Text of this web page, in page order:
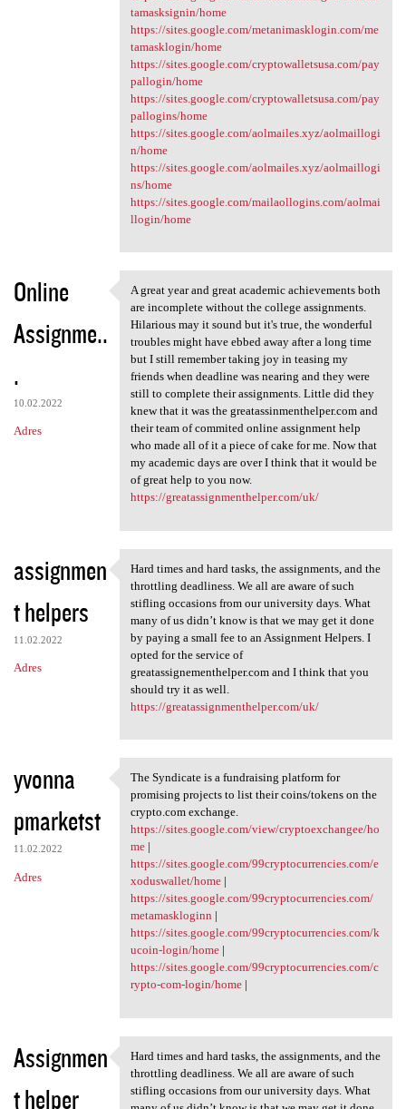
tamasksignin/home
https://sites.google.com/metanimasklogin.com/me
tamasklogin/home
https://sites.google.com/cryptowalletsusa.com/pay
pallogin/home
https://sites.google.com/cryptowalletsusa.com/pay
pallogins/home
https://sites.google.com/aolmailes.xyz/aolmaillogi
n/home
https://sites.google.com/aolmailes.xyz/aolmaillogi
ns/home
https://sites.google.com/mailaollogins.com/aolmai
llogin/home
Online
Assignme..
.
10.02.2022
Adres
A great year and great
A great year and great academic achievements both
are incomplete without the college assignments.
Hilarious may it sound but it's true, the wonderful
troubles might have ebbed away after a long time
but I still remember taking joy in teasing my
friends when deadline was nearing and they were
still to complete their assignments. Little did they
knew that it was the greatassinmenthelper.com and
their team of commited online assignment help
who made all of it a piece of cake for me. Now that
my academic days are over I think that it would be
of great help to you now.
https://greatassignmenthelper.com/uk/
assignmen
t helpers
11.02.2022
Adres
Hard times and hard tasks,
Hard times and hard tasks, the assignments, and the
throttling deadliness. We all are aware of such
stifling occasions from our university days. What
many of us didn’t know is that we may get it done
by paying a small fee to an Assignment Helpers. I
opted for the service of
greatassignementhelper.com and I think that you
should try it as well.
https://greatassignmenthelper.com/uk/
yvonna
pmarketst
11.02.2022
Adres
The Syndicate is a
The Syndicate is a fundraising platform for
promising projects to list their coins/tokens on the
crypto.com exchange.
https://sites.google.com/view/cryptoexchangee/ho
me|
https://sites.google.com/99cryptocurrencies.com/e
xoduswallet/home|
https://sites.google.com/99cryptocurrencies.com/
metamaskloginn |
https://sites.google.com/99cryptocurrencies.com/k
ucoin-login/home|
https://sites.google.com/99cryptocurrencies.com/c
rypto-com-login/home|
Assignmen
t helper
Hard times and hard tasks,
Hard times and hard tasks, the assignments, and the
throttling deadliness. We all are aware of such
stifling occasions from our university days. What